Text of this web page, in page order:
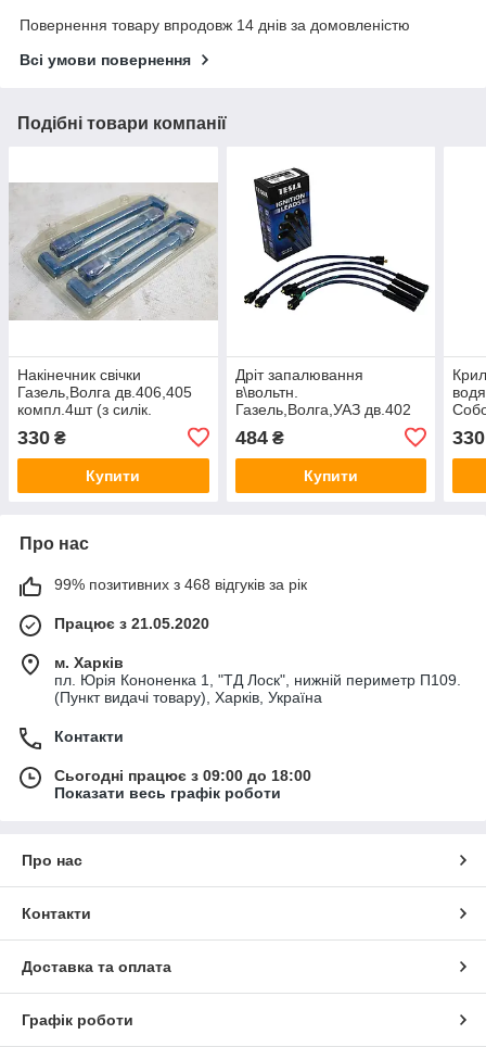
Повернення товару впродовж 14 днів за домовленістю
Всі умови повернення
Подібні товари компанії
Накiнечник свiчки
Газель,Волга дв.406,405
компл.4шт (з силiк.
4052-3707230
330 ₴
Купити
Дріт запалювання
в\вольтн.
Газель,Волга,УАЗ дв.402
TESLA)
484₴
Купити
330
Про нас
99% позитивних з 468 відгуків за рік
Працює з 21.05.2020
м. Харків
пл. Юрія Кононенка 1, "ТД Лоск", нижній периметр П109.
(Пункт видачі товару), Харків, Україна
Контакти
Сьогодні працює з 09:00 до 18:00
Показати весь графік роботи
Про нас
Контакти
Доставка та оплата
Графік роботи